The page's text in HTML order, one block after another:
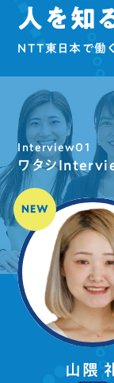
人を知
NTT東日本で働
Interview01
ワタシ
山隈